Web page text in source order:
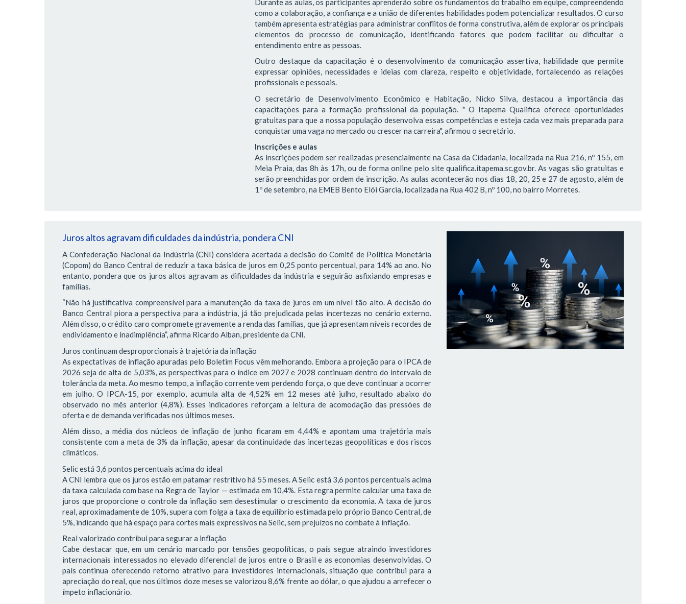
como a colaboração, a confiança e a união de diferentes habilidades podem potencializar resultados. O curso
também apresenta estratégias para administrar conflitos de forma construtiva, além de explorar os principais
elementos do processo de comunicação, identificando fatores que podem facilitar ou dificultar o
entendimento entre as pessoas.
Outro destaque da capacitação é o desenvolvimento da comunicação assertiva, habilidade que permite
expressar opiniões, necessidades e ideias com clareza, respeito e objetividade, fortalecendo as relações
profissionais e pessoais.
O secretário de Desenvolvimento Econômico e Habitação, Nicko Silva, destacou a importância das
capacitações para a formação profissional da população. " O Itapema Qualifica oferece oportunidades
gratuitas para que a nossa população desenvolva essas competências e esteja cada vez mais preparada para
conquistar uma vaga no mercado ou crescer na carreira", afirmou o secretário.
Inscrições e aulas
As inscrições podem ser realizadas presencialmente na Casa da Cidadania, localizada na Rua 216, nº 155, em
Meia Praia, das 8h às 17h, ou de forma online pelo site qualifica.itapema.sc.gov.br. As vagas são gratuitas e
serão preenchidas por ordem de inscrição. As aulas acontecerão nos dias 18, 20, 25 e 27 de agosto, além de
1º de setembro, na EMEB Bento Elói Garcia, localizada na Rua 402 B, nº 100, no bairro Morretes.
Juros altos agravam dificuldades da indústria, pondera CNI
A Confederação Nacional da Indústria (CNI) considera acertada a decisão do Comitê de Política Monetária
(Copom) do Banco Central de reduzir a taxa básica de juros em 0,25 ponto percentual, para 14% ao ano. No
entanto, pondera que os juros altos agravam as dificuldades da indústria e seguirão asfixiando empresas e
famílias.
“Não há justificativa compreensível para a manutenção da taxa de juros em um nível tão alto. A decisão do
Banco Central piora a perspectiva para a indústria, já tão prejudicada pelas incertezas no cenário externo.
Além disso, o crédito caro compromete gravemente a renda das famílias, que já apresentam níveis recordes de
endividamento e inadimplência”, afirma Ricardo Alban, presidente da CNI.
Juros continuam desproporcionais à trajetória da inflação
As expectativas de inflação apuradas pelo Boletim Focus vêm melhorando. Embora a projeção para o IPCA de
2026 seja de alta de 5,03%, as perspectivas para o índice em 2027 e 2028 continuam dentro do intervalo de
tolerância da meta. Ao mesmo tempo, a inflação corrente vem perdendo força, o que deve continuar a ocorrer
em julho. O IPCA-15, por exemplo, acumula alta de 4,52% em 12 meses até julho, resultado abaixo do
observado no mês anterior (4,8%). Esses indicadores reforçam a leitura de acomodação das pressões de
oferta e de demanda verificadas nos últimos meses.
Além disso, a média dos núcleos de inflação de junho ficaram em 4,44% e apontam uma trajetória mais
consistente com a meta de 3% da inflação, apesar da continuidade das incertezas geopolíticas e dos riscos
climáticos.
Selic está 3,6 pontos percentuais acima do ideal
A CNI lembra que os juros estão em patamar restritivo há 55 meses. A Selic está 3,6 pontos percentuais acima
da taxa calculada com base na Regra de Taylor — estimada em 10,4%. Esta regra permite calcular uma taxa de
juros que proporcione o controle da inflação sem desestimular o crescimento da economia. A taxa de juros
real, aproximadamente de 10%, supera com folga a taxa de equilíbrio estimada pelo próprio Banco Central, de
5%, indicando que há espaço para cortes mais expressivos na Selic, sem prejuízos no combate à inflação.
Real valorizado contribui para segurar a inflação
Cabe destacar que, em um cenário marcado por tensões geopolíticas, o país segue atraindo investidores
internacionais interessados no elevado diferencial de juros entre o Brasil e as economias desenvolvidas. O
país continua oferecendo retorno atrativo para investidores internacionais, situação que contribui para a
apreciação do real, que nos últimos doze meses se valorizou 8,6% frente ao dólar, o que ajudou a arrefecer o
ímpeto inflacionário.